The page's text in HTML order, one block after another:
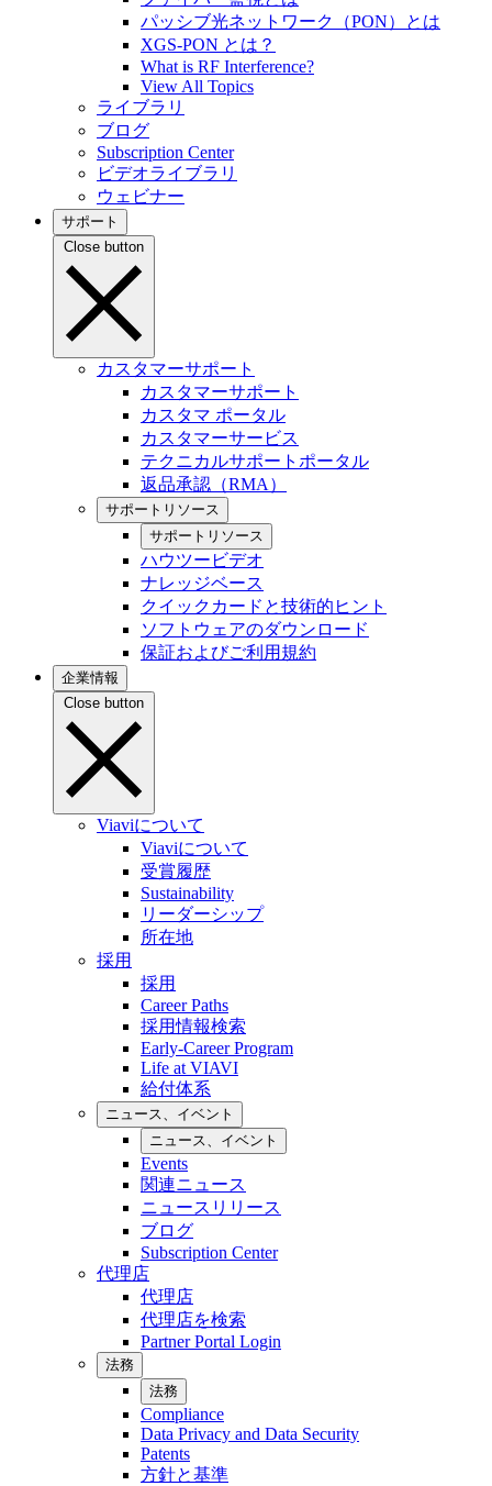
パッシブ光ネットワーク（PON）とは
XGS-PON とは？
What is RF Interference?
View All Topics
ライブラリ
ブログ
Subscription Center
ビデオライブラリ
ウェビナー
サポート
Close button
カスタマーサポート
カスタマーサポート
カスタマ ポータル
カスタマーサービス
テクニカルサポートポータル
返品承認（RMA）
サポートリソース
サポートリソース
ハウツービデオ
ナレッジベース
クイックカードと技術的ヒント
ソフトウェアのダウンロード
保証およびご利用規約
企業情報
Close button
Viaviについて
Viaviについて
受賞履歴
Sustainability
リーダーシップ
所在地
採用
採用
Career Paths
採用情報検索
Early-Career Program
Life at VIAVI
給付体系
ニュース、イベント
ニュース、イベント
Events
関連ニュース
ニュースリリース
ブログ
Subscription Center
代理店
代理店
代理店を検索
Partner Portal Login
法務
法務
Compliance
Data Privacy and Data Security
Patents
方針と基準